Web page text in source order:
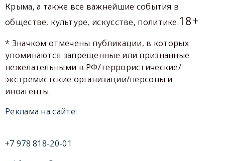
Крыма, а также все важнейшие события в
обществе, культуре, искусстве, политике.18+
* Значком отмечены публикации, в которых
упоминаются запрещенные или признанные
нежелательными в РФ/террористические/
экстремистские организации/персоны и
иноагенты.
Реклама на сайте:
+7 978 818-20-01